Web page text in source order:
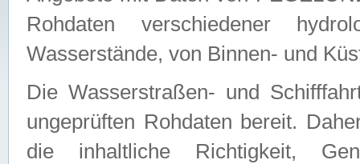
Rohdaten verschiedener
Wasserstände, von Binnen- und
Die Wasserstraßen- und
ungeprüften Rohdaten bereit.
die inhaltliche Richtigkeit,